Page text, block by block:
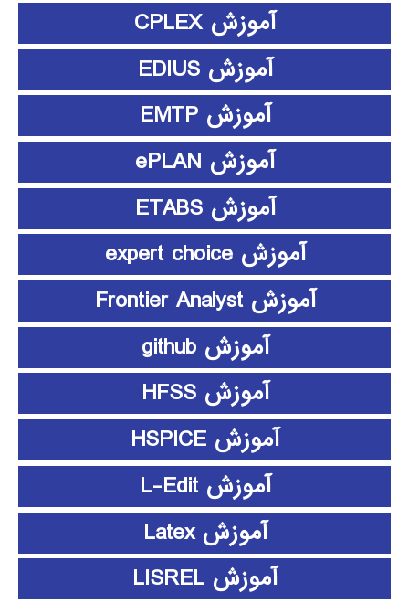
آموزش CPLEX
آموزش EDIUS
آموزش EMTP
آموزش ePLAN
آموزش ETABS
آموزش expert choice
آموزش Frontier Analyst
آموزش github
آموزش HFSS
آموزش HSPICE
آموزش L-Edit
آموزش Latex
آموزش LISREL